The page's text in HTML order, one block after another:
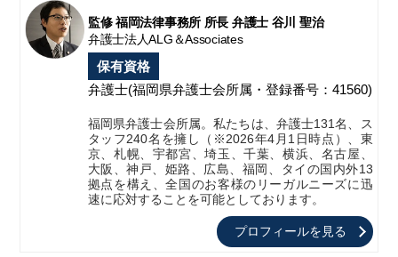
監修 福岡法律事務所 所長 弁護士 谷川 聖治
弁護士法人ALG＆Associates
保有資格
弁護士(福岡県弁護士会所属・登録番号：41560)
福岡県弁護士会所属。私たちは、弁護士131名、ス
タッフ240名を擁し（※2026年4月1日時点）、東
京、札幌、宇都宮、埼玉、千葉、横浜、名古屋、
大阪、神戸、姫路、広島、福岡、タイの国内外13
拠点を構え、全国のお客様のリーガルニーズに迅
速に応対することを可能としております。
プロフィールを見る